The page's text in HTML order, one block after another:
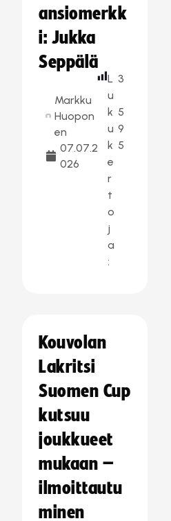
ansiomerkk
i: Jukka
Seppälä
Markku
Huopon
en
07.07.2
026
L
u
k
u
k
e
r
t
o
j
a
:
3
5
9
5
Kouvolan
Lakritsi
Suomen Cup
kutsuu
joukkueet
mukaan –
ilmoittautu
minen